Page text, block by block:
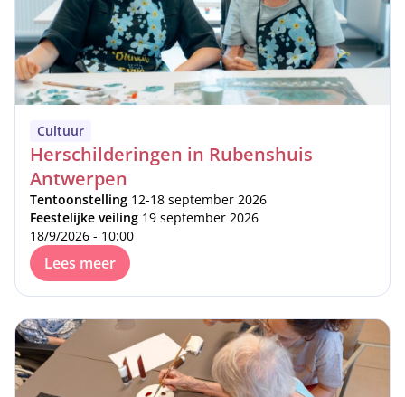
Cultuur
Herschilderingen in Rubenshuis
Antwerpen
Tentoonstelling 12-18 september 2026
Feestelijke veiling 19 september 2026
18/9/2026 - 10:00
Lees meer